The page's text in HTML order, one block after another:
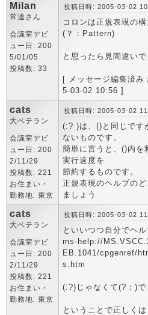
Milan
常連さん
会議室デビ
ュー日: 200
5/01/05
投稿数: 33
投稿日時: 2005-03-02
コロンは正規表現の構
(？：Pattern)
と思ったら見間違いで
[ メッセージ編集済
5-03-02 10:56 ]
cats
大ベテラン
会議室デビ
ュー日: 200
2/11/29
投稿数: 221
お住まい・
勤務地: 東京
投稿日時: 2005-03-02
(:? )は、()と同じです
ないものです。
簡単に言うと、()内を
実行速度を
節約するものです。
正規表現のヘルプの
ましょう
cats
大ベテラン
会議室デビ
ュー日: 200
2/11/29
投稿数: 221
お住まい・
勤務地: 東京
投稿日時: 2005-03-02
といいつつ自分でヘ
ms-help://
EB.1041/cpgenref/
s.htm
(:?)じゃなくて(?：)で
ということで正しくは